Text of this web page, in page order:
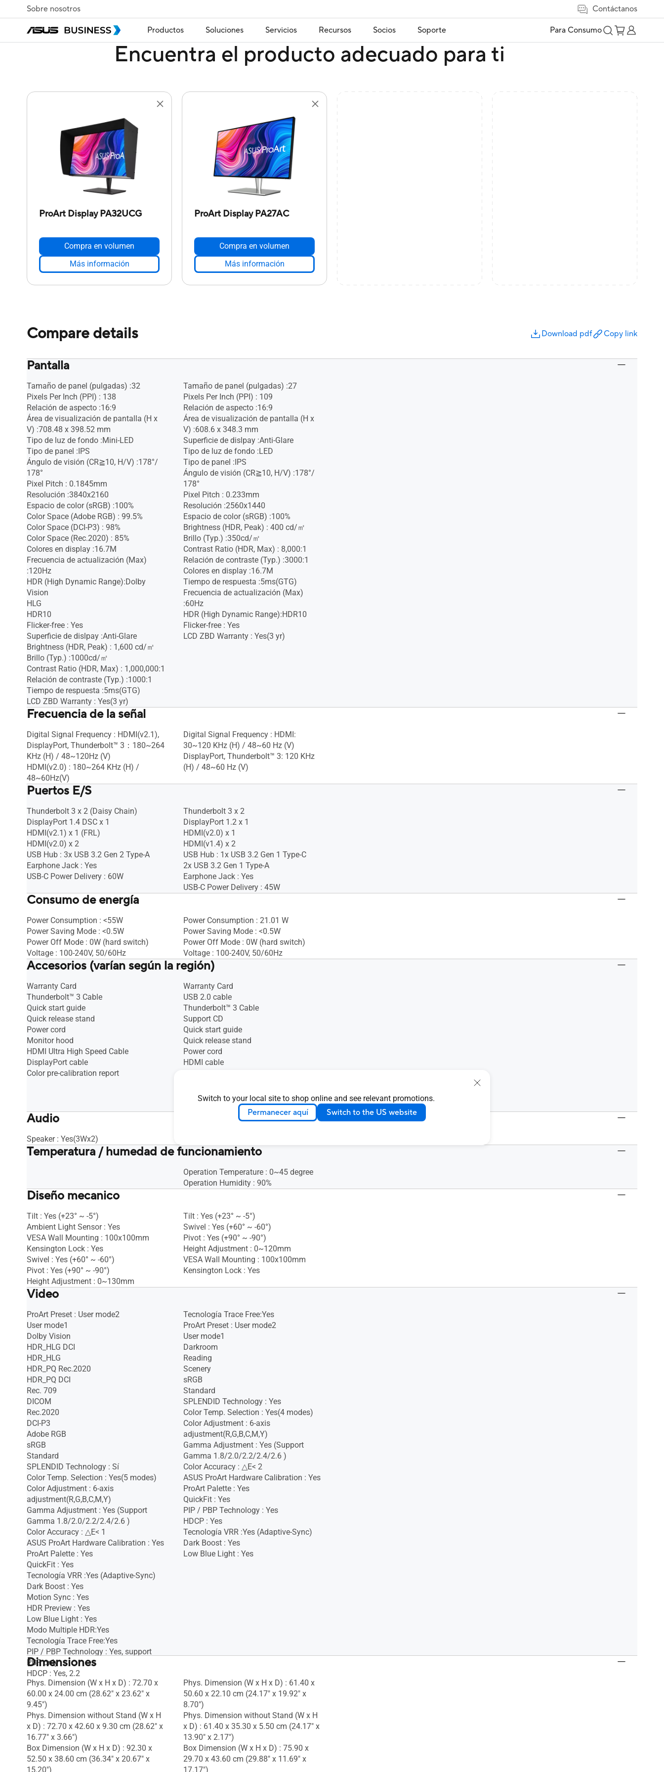
Switch to your local site to shop online and see relevant promotions.
Permanecer aquí Switch to the US website
Sobre nosotros Contáctanos
Productos Soluciones Servicios Recursos Socios Soporte Para Consumo
Encuentra el producto adecuado para ti
ProArt Display PA32UCG
Compra en volumen
Más información
ProArt Display PA27AC
Compra en volumen
Más información
Compare details Download pdf Copy link
Pantalla
Tamaño de panel (pulgadas) :32
Pixels Per Inch (PPI) : 138
Relación de aspecto :16:9
Área de visualización de pantalla (H x
V) :708.48 x 398.52 mm
Tipo de luz de fondo :Mini-LED
Tipo de panel :IPS
Ángulo de visión (CR≧10, H/V) :178°/
178°
Pixel Pitch : 0.1845mm
Resolución :3840x2160
Espacio de color (sRGB) :100%
Color Space (Adobe RGB) : 99.5%
Color Space (DCI-P3) : 98%
Color Space (Rec.2020) : 85%
Colores en display :16.7M
Frecuencia de actualización (Max)
:120Hz
HDR (High Dynamic Range):Dolby
Vision
HLG
HDR10
Flicker-free : Yes
Superficie de dislpay :Anti-Glare
Brightness (HDR, Peak) : 1,600 cd/㎡
Brillo (Typ.) :1000cd/㎡
Contrast Ratio (HDR, Max) : 1,000,000:1
Relación de contraste (Typ.) :1000:1
Tiempo de respuesta :5ms(GTG)
LCD ZBD Warranty : Yes(3 yr)
Tamaño de panel (pulgadas) :27
Pixels Per Inch (PPI) : 109
Relación de aspecto :16:9
Área de visualización de pantalla (H x
V) :608.6 x 348.3 mm
Superficie de dislpay :Anti-Glare
Tipo de luz de fondo :LED
Tipo de panel :IPS
Ángulo de visión (CR≧10, H/V) :178°/
178°
Pixel Pitch : 0.233mm
Resolución :2560x1440
Espacio de color (sRGB) :100%
Brightness (HDR, Peak) : 400 cd/㎡
Brillo (Typ.) :350cd/㎡
Contrast Ratio (HDR, Max) : 8,000:1
Relación de contraste (Typ.) :3000:1
Colores en display :16.7M
Tiempo de respuesta :5ms(GTG)
Frecuencia de actualización (Max)
:60Hz
HDR (High Dynamic Range):HDR10
Flicker-free : Yes
LCD ZBD Warranty : Yes(3 yr)
Frecuencia de la señal
Digital Signal Frequency : HDMI(v2.1),
DisplayPort, Thunderbolt™ 3：180~264
KHz (H) / 48~120Hz (V)
HDMI(v2.0) : 180~264 KHz (H) /
48~60Hz(V)
Digital Signal Frequency : HDMI:
30~120 KHz (H) / 48~60 Hz (V)
DisplayPort, Thunderbolt™ 3: 120 KHz
(H) / 48~60 Hz (V)
Puertos E/S
Thunderbolt 3 x 2 (Daisy Chain)
DisplayPort 1.4 DSC x 1
HDMI(v2.1) x 1 (FRL)
HDMI(v2.0) x 2
USB Hub : 3x USB 3.2 Gen 2 Type-A
Earphone Jack : Yes
USB-C Power Delivery : 60W
Thunderbolt 3 x 2
DisplayPort 1.2 x 1
HDMI(v2.0) x 1
HDMI(v1.4) x 2
USB Hub : 1x USB 3.2 Gen 1 Type-C
2x USB 3.2 Gen 1 Type-A
Earphone Jack : Yes
USB-C Power Delivery : 45W
Consumo de energía
Power Consumption : <55W
Power Saving Mode : <0.5W
Power Off Mode : 0W (hard switch)
Voltage : 100-240V, 50/60Hz
Power Consumption : 21.01 W
Power Saving Mode : <0.5W
Power Off Mode : 0W (hard switch)
Voltage : 100-240V, 50/60Hz
Accesorios (varían según la región)
Warranty Card
Thunderbolt™ 3 Cable
Quick start guide
Quick release stand
Power cord
Monitor hood
HDMI Ultra High Speed Cable
DisplayPort cable
Color pre-calibration report
Warranty Card
USB 2.0 cable
Thunderbolt™ 3 Cable
Support CD
Quick start guide
Quick release stand
Power cord
HDMI cable
Color pre-calibration report
Audio
Speaker : Yes(3Wx2)
Temperatura / humedad de funcionamiento
Operation Temperature : 0~45 degree
Operation Humidity : 90%
Diseño mecanico
Tilt : Yes (+23° ~ -5°)
Ambient Light Sensor : Yes
VESA Wall Mounting : 100x100mm
Kensington Lock : Yes
Swivel : Yes (+60° ~ -60°)
Pivot : Yes (+90° ~ -90°)
Height Adjustment : 0~130mm
Tilt : Yes (+23° ~ -5°)
Swivel : Yes (+60° ~ -60°)
Pivot : Yes (+90° ~ -90°)
Height Adjustment : 0~120mm
VESA Wall Mounting : 100x100mm
Kensington Lock : Yes
Video
ProArt Preset : User mode2
User mode1
Dolby Vision
HDR_HLG DCI
HDR_HLG
HDR_PQ Rec.2020
HDR_PQ DCI
Rec. 709
DICOM
Rec.2020
DCI-P3
Adobe RGB
sRGB
Standard
SPLENDID Technology : Sí
Color Temp. Selection : Yes(5 modes)
Color Adjustment : 6-axis
adjustment(R,G,B,C,M,Y)
Gamma Adjustment : Yes (Support
Gamma 1.8/2.0/2.2/2.4/2.6 )
Color Accuracy : △E< 1
ASUS ProArt Hardware Calibration : Yes
ProArt Palette : Yes
QuickFit : Yes
Tecnología VRR :Yes (Adaptive-Sync)
Dark Boost : Yes
Motion Sync : Yes
HDR Preview : Yes
Low Blue Light : Yes
Modo Multiple HDR:Yes
Tecnología Trace Free:Yes
PIP / PBP Technology : Yes, support
PBP only
HDCP : Yes, 2.2
Tecnología Trace Free:Yes
ProArt Preset : User mode2
User mode1
Darkroom
Reading
Scenery
sRGB
Standard
SPLENDID Technology : Yes
Color Temp. Selection : Yes(4 modes)
Color Adjustment : 6-axis
adjustment(R,G,B,C,M,Y)
Gamma Adjustment : Yes (Support
Gamma 1.8/2.0/2.2/2.4/2.6 )
Color Accuracy : △E< 2
ASUS ProArt Hardware Calibration : Yes
ProArt Palette : Yes
QuickFit : Yes
PIP / PBP Technology : Yes
HDCP : Yes
Tecnología VRR :Yes (Adaptive-Sync)
Dark Boost : Yes
Low Blue Light : Yes
Dimensiones
Phys. Dimension (W x H x D) : 72.70 x
60.00 x 24.00 cm (28.62" x 23.62" x
9.45")
Phys. Dimension without Stand (W x H
x D) : 72.70 x 42.60 x 9.30 cm (28.62" x
16.77" x 3.66")
Box Dimension (W x H x D) : 92.30 x
52.50 x 38.60 cm (36.34" x 20.67" x
15.20")
Phys. Dimension (W x H x D) : 61.40 x
50.60 x 22.10 cm (24.17" x 19.92" x
8.70")
Phys. Dimension without Stand (W x H
x D) : 61.40 x 35.30 x 5.50 cm (24.17" x
13.90" x 2.17")
Box Dimension (W x H x D) : 75.90 x
29.70 x 43.60 cm (29.88" x 11.69" x
17.17")